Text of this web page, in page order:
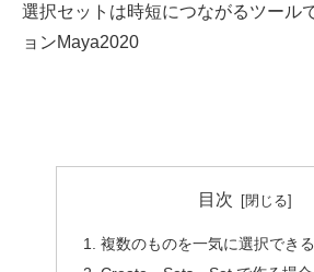
選択セットは時短につながるツール
ョンMaya2020
目次
複数のものを一気に選択でき